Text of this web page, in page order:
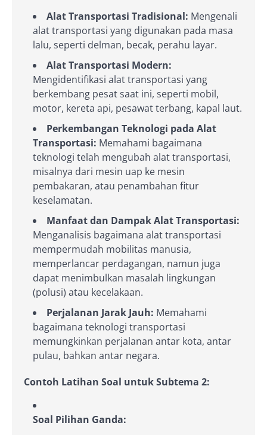
Alat Transportasi Tradisional: Mengenali
alat transportasi yang digunakan pada masa
lalu, seperti delman, becak, perahu layar.
Alat Transportasi Modern:
Mengidentifikasi alat transportasi yang
berkembang pesat saat ini, seperti mobil,
motor, kereta api, pesawat terbang, kapal laut.
Perkembangan Teknologi pada Alat
Transportasi: Memahami bagaimana
teknologi telah mengubah alat transportasi,
misalnya dari mesin uap ke mesin
pembakaran, atau penambahan fitur
keselamatan.
Manfaat dan Dampak Alat Transportasi:
Menganalisis bagaimana alat transportasi
mempermudah mobilitas manusia,
memperlancar perdagangan, namun juga
dapat menimbulkan masalah lingkungan
(polusi) atau kecelakaan.
Perjalanan Jarak Jauh: Memahami
bagaimana teknologi transportasi
memungkinkan perjalanan antar kota, antar
pulau, bahkan antar negara.
Contoh Latihan Soal untuk Subtema 2:
Soal Pilihan Ganda: